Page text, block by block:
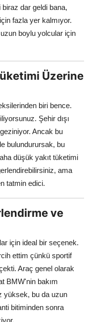
dar geldi bana,
fazla yer kalmıyor.
boylu yolcular için
Üzerine
biri bence.
Şehir dışı
Ancak bu
bulundurursak, bu
düşük yakıt tüketimi
ama
tatmin edici.
ve
için ideal bir seçenek.
ettim çünkü sportif
Araç genel olarak
BMW'nin bakım
yüksek, bu da uzun
bitiminden sonra